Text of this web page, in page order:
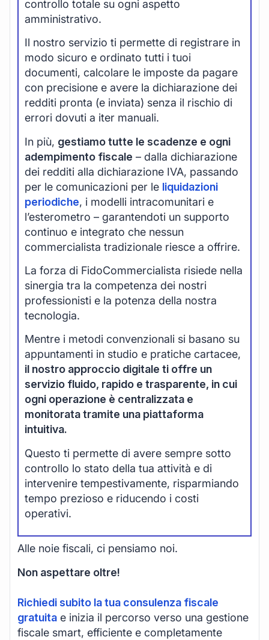
controllo totale su ogni aspetto
amministrativo.
Il nostro servizio ti permette di registrare in
modo sicuro e ordinato tutti i tuoi
documenti, calcolare le imposte da pagare
con precisione e avere la dichiarazione dei
redditi pronta (e inviata) senza il rischio di
errori dovuti a iter manuali.
In più, gestiamo tutte le scadenze e ogni
adempimento fiscale – dalla dichiarazione
dei redditi alla dichiarazione IVA, passando
per le comunicazioni per le liquidazioni
periodiche, i modelli intracomunitari e
l’esterometro – garantendoti un supporto
continuo e integrato che nessun
commercialista tradizionale riesce a offrire.
La forza di FidoCommercialista risiede nella
sinergia tra la competenza dei nostri
professionisti e la potenza della nostra
tecnologia.
Mentre i metodi convenzionali si basano su
appuntamenti in studio e pratiche cartacee,
il nostro approccio digitale ti offre un
servizio fluido, rapido e trasparente, in cui
ogni operazione è centralizzata e
monitorata tramite una piattaforma
intuitiva.
Questo ti permette di avere sempre sotto
controllo lo stato della tua attività e di
intervenire tempestivamente, risparmiando
tempo prezioso e riducendo i costi
operativi.
Alle noie fiscali, ci pensiamo noi.
Non aspettare oltre!
Richiedi subito la tua consulenza fiscale
gratuita e inizia il percorso verso una gestione
fiscale smart, efficiente e completamente